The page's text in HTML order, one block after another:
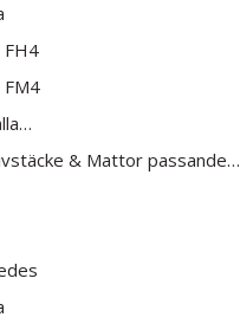
FH4
FM4
& Mattor passande…